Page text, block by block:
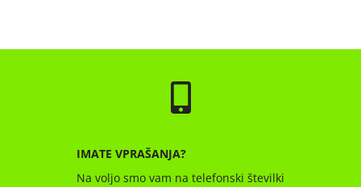
IMATE VPRAŠANJA?
Na voljo smo vam na telefonski številki